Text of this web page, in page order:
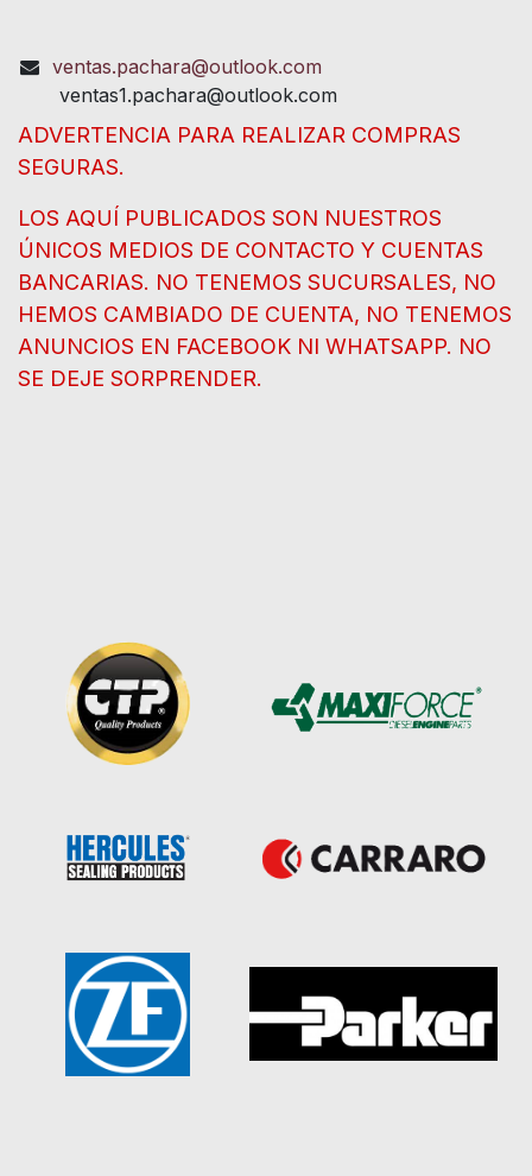
ventas.pachara@outlook.com
ventas1.pachara@outlook.com
ADVERTENCIA PARA REALIZAR COMPRAS
SEGURAS.
LOS AQUÍ PUBLICADOS SON NUESTROS
ÚNICOS MEDIOS DE CONTACTO Y CUENTAS
BANCARIAS. NO TENEMOS SUCURSALES, NO
HEMOS CAMBIADO DE CUENTA, NO TENEMOS
ANUNCIOS EN FACEBOOK NI WHATSAPP. NO
SE DEJE SORPRENDER.